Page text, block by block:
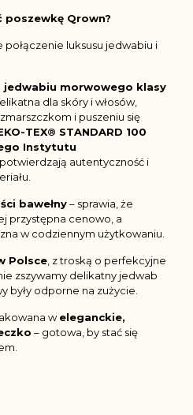
Qrown?
luksusu jedwabiu i
jedwabiu morwowego klasy
dla skóry i włosów,
i puszeniu się
TEX® STANDARD 100
Instytutu
potwierdzają autentyczność i
bawełny– sprawia, że
przystępna cenowo, a
w codziennym użytkowaniu.
Polsce, z troską o perfekcyjne
zszywamy delikatny jedwab
były odporne na zużycie.
weleganckie,
– gotowa, by stać się